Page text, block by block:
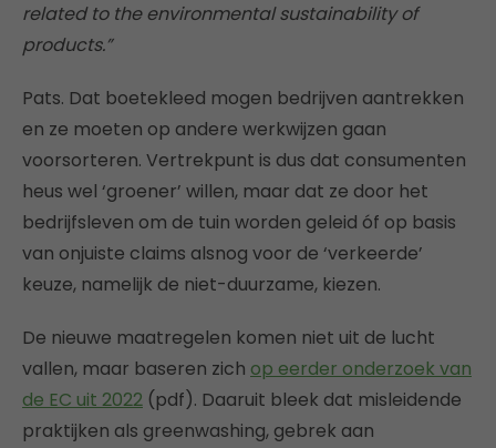
related to the environmental sustainability of
products.”
Pats. Dat boetekleed mogen bedrijven aantrekken
en ze moeten op andere werkwijzen gaan
voorsorteren. Vertrekpunt is dus dat consumenten
heus wel ‘groener’ willen, maar dat ze door het
bedrijfsleven om de tuin worden geleid óf op basis
van onjuiste claims alsnog voor de ‘verkeerde’
keuze, namelijk de niet-duurzame, kiezen.
De nieuwe maatregelen komen niet uit de lucht
vallen, maar baseren zich op eerder onderzoek van
de EC uit 2022 (pdf). Daaruit bleek dat misleidende
praktijken als greenwashing, gebrek aan